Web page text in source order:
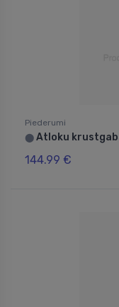
Piederumi
⬤ Atloku
144.99 €